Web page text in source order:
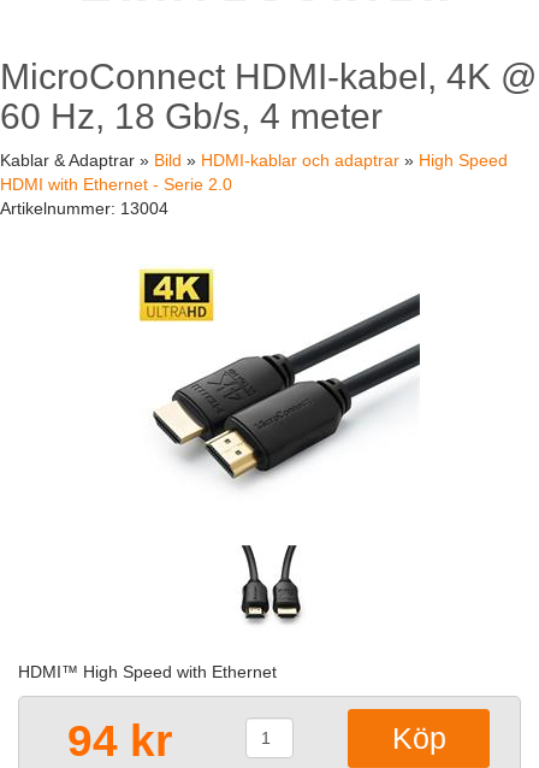
MicroConnect HDMI-kabel, 4K @
60 Hz, 18 Gb/s, 4 meter
Kablar & Adaptrar » Bild » HDMI-kablar och adaptrar » High Speed
HDMI with Ethernet - Serie 2.0
Artikelnummer: 13004
HDMI™ High Speed with Ethernet
94 kr